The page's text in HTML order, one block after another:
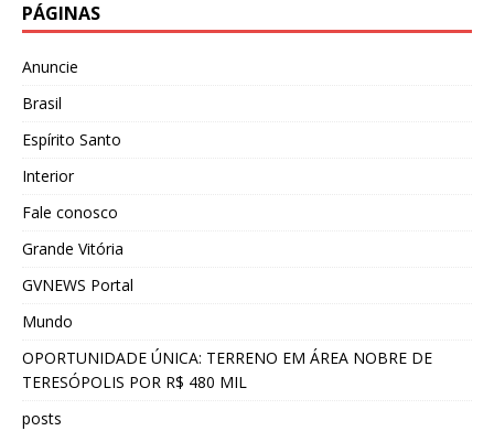
PÁGINAS
Anuncie
Brasil
Espírito Santo
Interior
Fale conosco
Grande Vitória
GVNEWS Portal
Mundo
OPORTUNIDADE ÚNICA: TERRENO EM ÁREA NOBRE DE
TERESÓPOLIS POR R$ 480 MIL
posts